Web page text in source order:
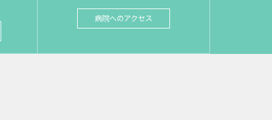
病院へのアクセス